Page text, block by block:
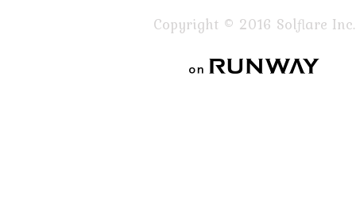
Copyright © 2016 Solflare Inc.